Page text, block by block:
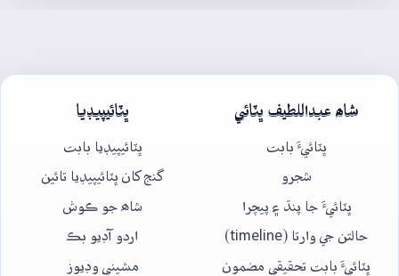
شاھ عبداللطيف ڀٽائي
ڀٽائيءَ بابت
شجرو
ڀٽائيءَ جا پنڌ ۽ پيچرا
حالتن جي وارتا (timeline)
ڀٽائيءَ بابت تحقيقي مضمون
ڀٽائيپيڊيا
ڀٽائيپيڊيا بابت
گنج کان ڀٽائيپيڊيا تائين
شاھ جو ڪوش
اردو آڊيو بڪ
مشيني وڊيوز